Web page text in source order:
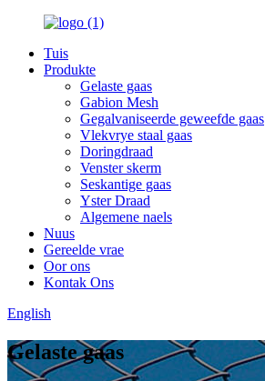
Tuis
Produkte
Gelaste gaas
Gabion Mesh
Gegalvaniseerde geweefde gaas
Vlekvrye staal gaas
Doringdraad
Venster skerm
Seskantige gaas
Yster Draad
Algemene naels
Nuus
Gereelde vrae
Oor ons
Kontak Ons
English
Gelaste gaas